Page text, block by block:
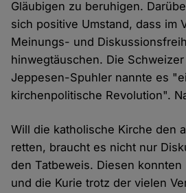
Gläubigen zu beruhigen.
sich positive Umstand, dass im
Meinungs- und
hinwegtäuschen. Die
Jeppesen-Spuhler nannte es
kirchenpolitische Revolution".
Will die katholische Kirche den
retten, braucht es nicht nur
den Tatbeweis. Diesen konnten
und die Kurie trotz der vielen